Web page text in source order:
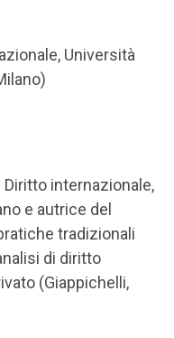
Università
internazionale,
e autrice del
tradizionali
di diritto
(Giappichelli,